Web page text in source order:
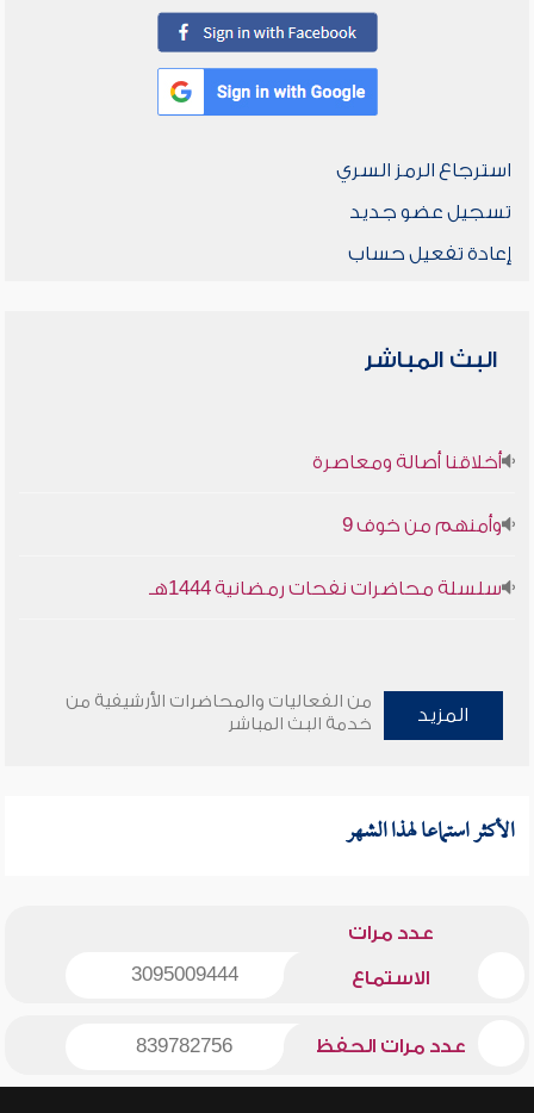
استرجاع الرمز السري
تسجيل عضو جديد
إعادة تفعيل حساب
البث المباشر
أخلاقنا أصالة ومعاصرة
وأمنهم من خوف 9
سلسلة محاضرات نفحات رمضانية 1444هـ
المزيد
من الفعاليات والمحاضرات الأرشيفية من
خدمة البث المباشر
الأكثر استماعا لهذا الشهر
عدد مرات
الاستماع 3095009444
عدد مرات الحفظ 839782756